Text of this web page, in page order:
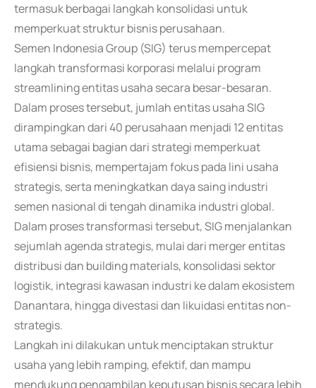
termasuk berbagai langkah konsolidasi untuk
memperkuat struktur bisnis perusahaan.
Semen Indonesia Group (SIG) terus mempercepat
langkah transformasi korporasi melalui program
streamlining entitas usaha secara besar-besaran.
Dalam proses tersebut, jumlah entitas usaha SIG
dirampingkan dari 40 perusahaan menjadi 12 entitas
utama sebagai bagian dari strategi memperkuat
efisiensi bisnis, mempertajam fokus pada lini usaha
strategis, serta meningkatkan daya saing industri
semen nasional di tengah dinamika industri global.
Dalam proses transformasi tersebut, SIG menjalankan
sejumlah agenda strategis, mulai dari merger entitas
distribusi dan building materials, konsolidasi sektor
logistik, integrasi kawasan industri ke dalam ekosistem
Danantara, hingga divestasi dan likuidasi entitas non-
strategis.
Langkah ini dilakukan untuk menciptakan struktur
usaha yang lebih ramping, efektif, dan mampu
mendukung pengambilan keputusan bisnis secara lebih